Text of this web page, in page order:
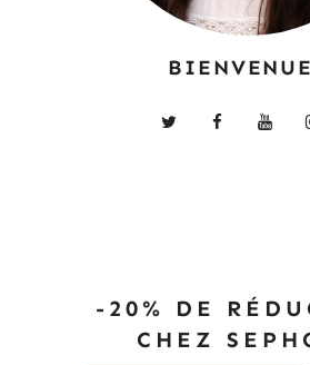
-20% DE
CHEZ